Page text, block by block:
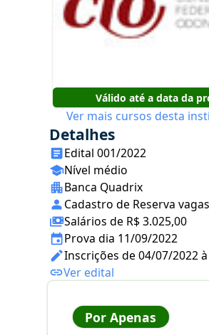
Válido até a data da
Ver mais cursos desta
Detalhes
Edital 001/2022
Nível médio
Banca Quadrix
Cadastro de Reserva vagas
Salários de R$ 3.025,00
Prova dia 11/09/2022
Inscrições de 04/07/2022
Ver edital
Por Apenas